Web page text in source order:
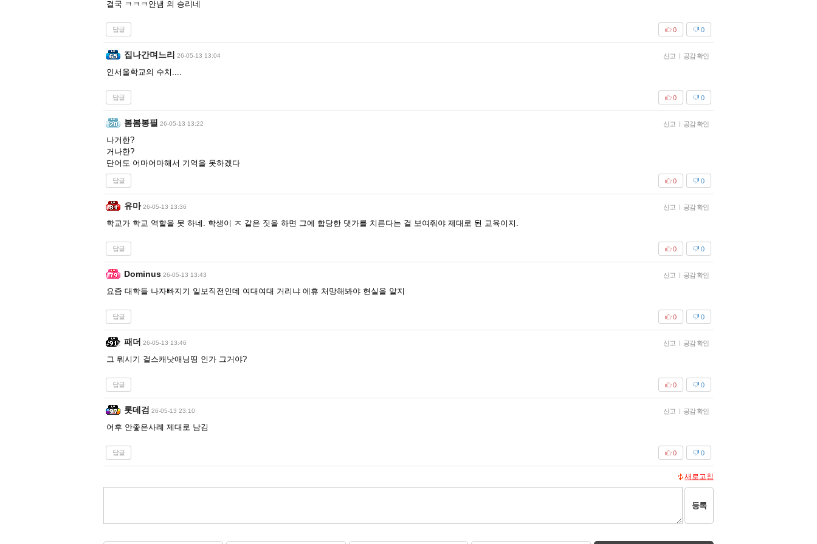
결국 ㅋㅋㅋ안냄 의 승리네
답글 0
0
집나간며느리 26-05-13 13:04 신고 | 공감 확인
인서울학교의 수치....
답글 0
0
봄봄봉필 26-05-13 13:22 신고 | 공감 확인
나거한?
거나한?
단어도 어마어마해서 기억을 못하겠다
답글 0
0
유마 26-05-13 13:36 신고 | 공감 확인
학교가 학교 역할을 못 하네. 학생이 ㅈ 같은 짓을 하면 그에 합당한 댓가를 치른다는 걸 보여줘야 제대로 된 교육이지.
답글 0
0
Dominus 26-05-13 13:43 신고 | 공감 확인
요즘 대학들 나자빠지기 일보직전인데 여대여대 거리냐 에휴 처망해봐야 현실을 알지
답글 0
0
패더 26-05-13 13:46 신고 | 공감 확인
그 뭐시기 걸스캐낫애닝띵 인가 그거야?
답글 0
0
롯데검 26-05-13 23:10 신고 | 공감 확인
어후 안좋은사례 제대로 남김
답글 0
0
새로고침
등록